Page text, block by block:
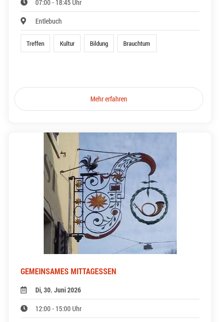
07:00 - 18:45 Uhr
Entlebuch
Treffen Kultur Bildung Brauchtum
Mehr erfahren
GEMEINSAMES MITTAGESSEN
Di, 30. Juni 2026
12:00 - 15:00 Uhr